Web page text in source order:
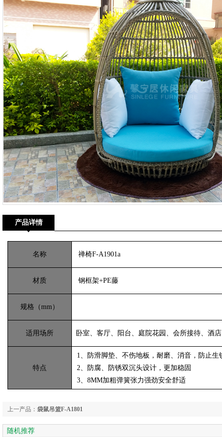
产品详情
名称 禅椅F-A1901a
材质 钢框架+PE藤
规格（mm）
适用场所 卧室、客厅、阳台、庭院花园、会所接待、酒
特点
1、防滑脚垫、不伤地板，耐磨、消音，防止生
2、防腐、防锈双沉头设计，更加稳固
3、8MM加粗弹簧张力强劲安全舒适
上一产品： 袋鼠吊篮F-A1801
随机推荐